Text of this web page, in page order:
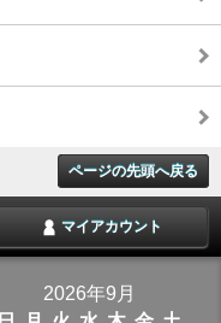
ページの先頭へ戻る
マイアカウント
2026年9月